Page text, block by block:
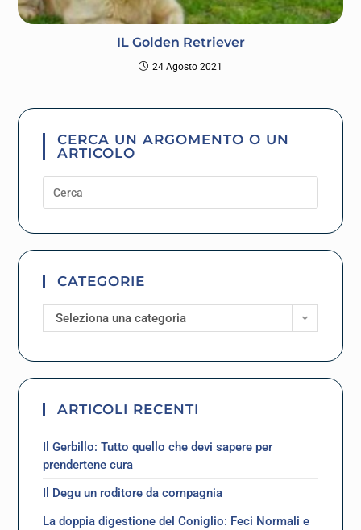
IL Golden Retriever
24 Agosto 2021
CERCA UN ARGOMENTO O UN
ARTICOLO
CATEGORIE
Seleziona una categoria
ARTICOLI RECENTI
Il Gerbillo: Tutto quello che devi sapere per
prendertene cura
Il Degu un roditore da compagnia
La doppia digestione del Coniglio: Feci Normali e